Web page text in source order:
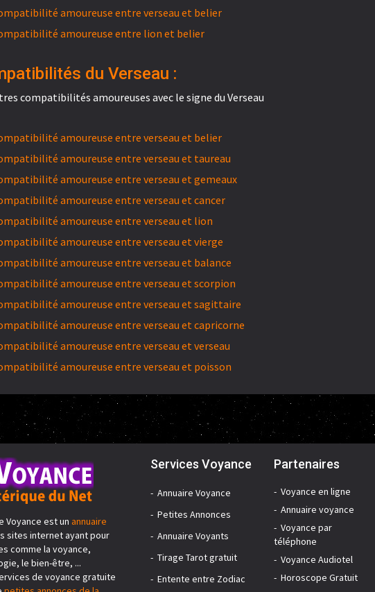
amoureuse entre verseau et belier
amoureuse entre lion et belier
du Verseau :
compatibilités amoureuses avec le signe du Verseau
amoureuse entre verseau et belier
amoureuse entre verseau et taureau
amoureuse entre verseau et gemeaux
amoureuse entre verseau et cancer
amoureuse entre verseau et lion
amoureuse entre verseau et vierge
amoureuse entre verseau et balance
amoureuse entre verseau et scorpion
amoureuse entre verseau et sagittaire
amoureuse entre verseau et capricorne
amoureuse entre verseau et verseau
amoureuse entre verseau et poisson
Voyance est un annuaire
sites internet ayant pour
comme la voyance,
le bien-être, ...
de voyance gratuite
Services Voyance
Annuaire Voyance
Petites Annonces
Annuaire Voyants
Tirage Tarot gratuit
Entente entre Zodiac
Partenaires
Voyance en ligne
Annuaire voyance
Voyance par
téléphone
Voyance Audiotel
Horoscope Gratuit